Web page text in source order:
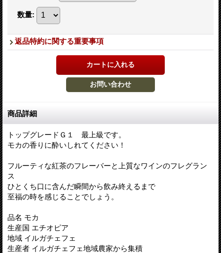
数量:
返品特約に関する重要事項
商品詳細
トップグレードＧ１ 最上級です。
モカの香りに酔いしれてください！
フルーティな紅茶のフレーバーと上質なワインのフレグラン
ス
ひとくち口に含んだ瞬間から飲み終えるまで
至福の時を感じることでしょう。
品名 モカ
生産国 エチオピア
地域 イルガチェフェ
生産者 イルガチェフェ地域農家から集積